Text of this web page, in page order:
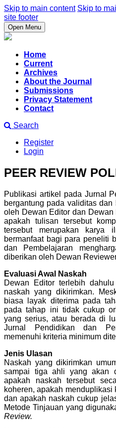
Skip to main content Skip to
site footer
Open Menu
Home
Current
Archives
About the Journal
Submissions
Privacy Statement
Contact
Search
Register
Login
PEER REVIEW
Publikasi artikel pada Jurnal
bergantung pada validitas
oleh Dewan Editor dan
apakah tulisan tersebut
tersebut merupakan karya
bermanfaat bagi para peneliti
dan Pembelajaran
diberikan oleh Dewan
Evaluasi Awal Naskah
Dewan Editor terlebih
naskah yang dikirimkan.
biasa layak diterima pada
pada tahap ini tidak cukup
yang serius, atau berada di
Jurnal Pendidikan dan
memenuhi kriteria minimum
Jenis Ulasan
Naskah yang dikirimkan
sampai tiga ahli yang akan
apakah naskah tersebut
koheren, apakah menduplikasi
dan apakah naskah cukup
Metode Tinjauan yang
Review.